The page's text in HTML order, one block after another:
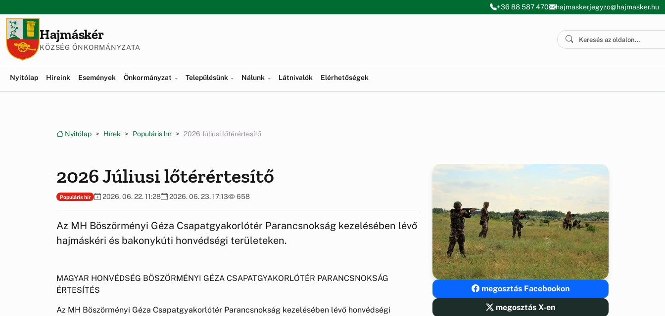
+36 88 587 470 hajmaskerjegyzo@hajmasker.hu
Hajmáskér
KÖZSÉG ÖNKORMÁNYZATA
Nyitólap Híreink Események Önkormányzat Településünk Nálunk Látnivalók Elérhetőségek
Nyitólap Hírek Populáris hír 2026 Júliusi lőtérértesítő
2026 Júliusi lőtérértesítő
Populáris hír 2026. 06. 22. 11:28 2026. 06. 23. 17:13 658
Az MH Böszörményi Géza Csapatgyakorlótér Parancsnokság kezelésében lévő
hajmáskéri és bakonykúti honvédségi területeken.
MAGYAR HONVÉDSÉG BÖSZÖRMÉNYI GÉZA CSAPATGYAKORLÓTÉR PARANCSNOKSÁG
ÉRTESÍTÉS
Az MH Böszörményi Géza Csapatgyakorlótér Parancsnokság kezelésében lévő honvédségi
megosztás Facebookon
megosztás X-en